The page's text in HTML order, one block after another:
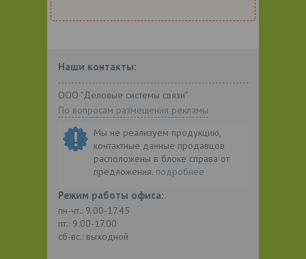
Наши контакты:
ООО "Деловые системы связи"
По вопросам размещения рекламы
Мы не реализуем продукцию,
контактные данные продавцов
расположены в блоке справа от
предложения. подробнее
Режим работы офиса:
пн-чт.: 9.00-17.45
пт.: 9.00-17.00
сб-вс.: выходной